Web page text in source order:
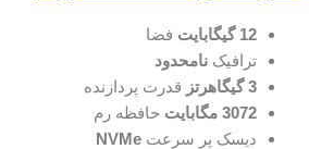
12 گیگابایت
فضا
ترافیک نامحدود
3 گیگاهرتز
قدرت پردازنده
3072 مگابایت
حافظه رم
دیسک پر سرعت NVMe